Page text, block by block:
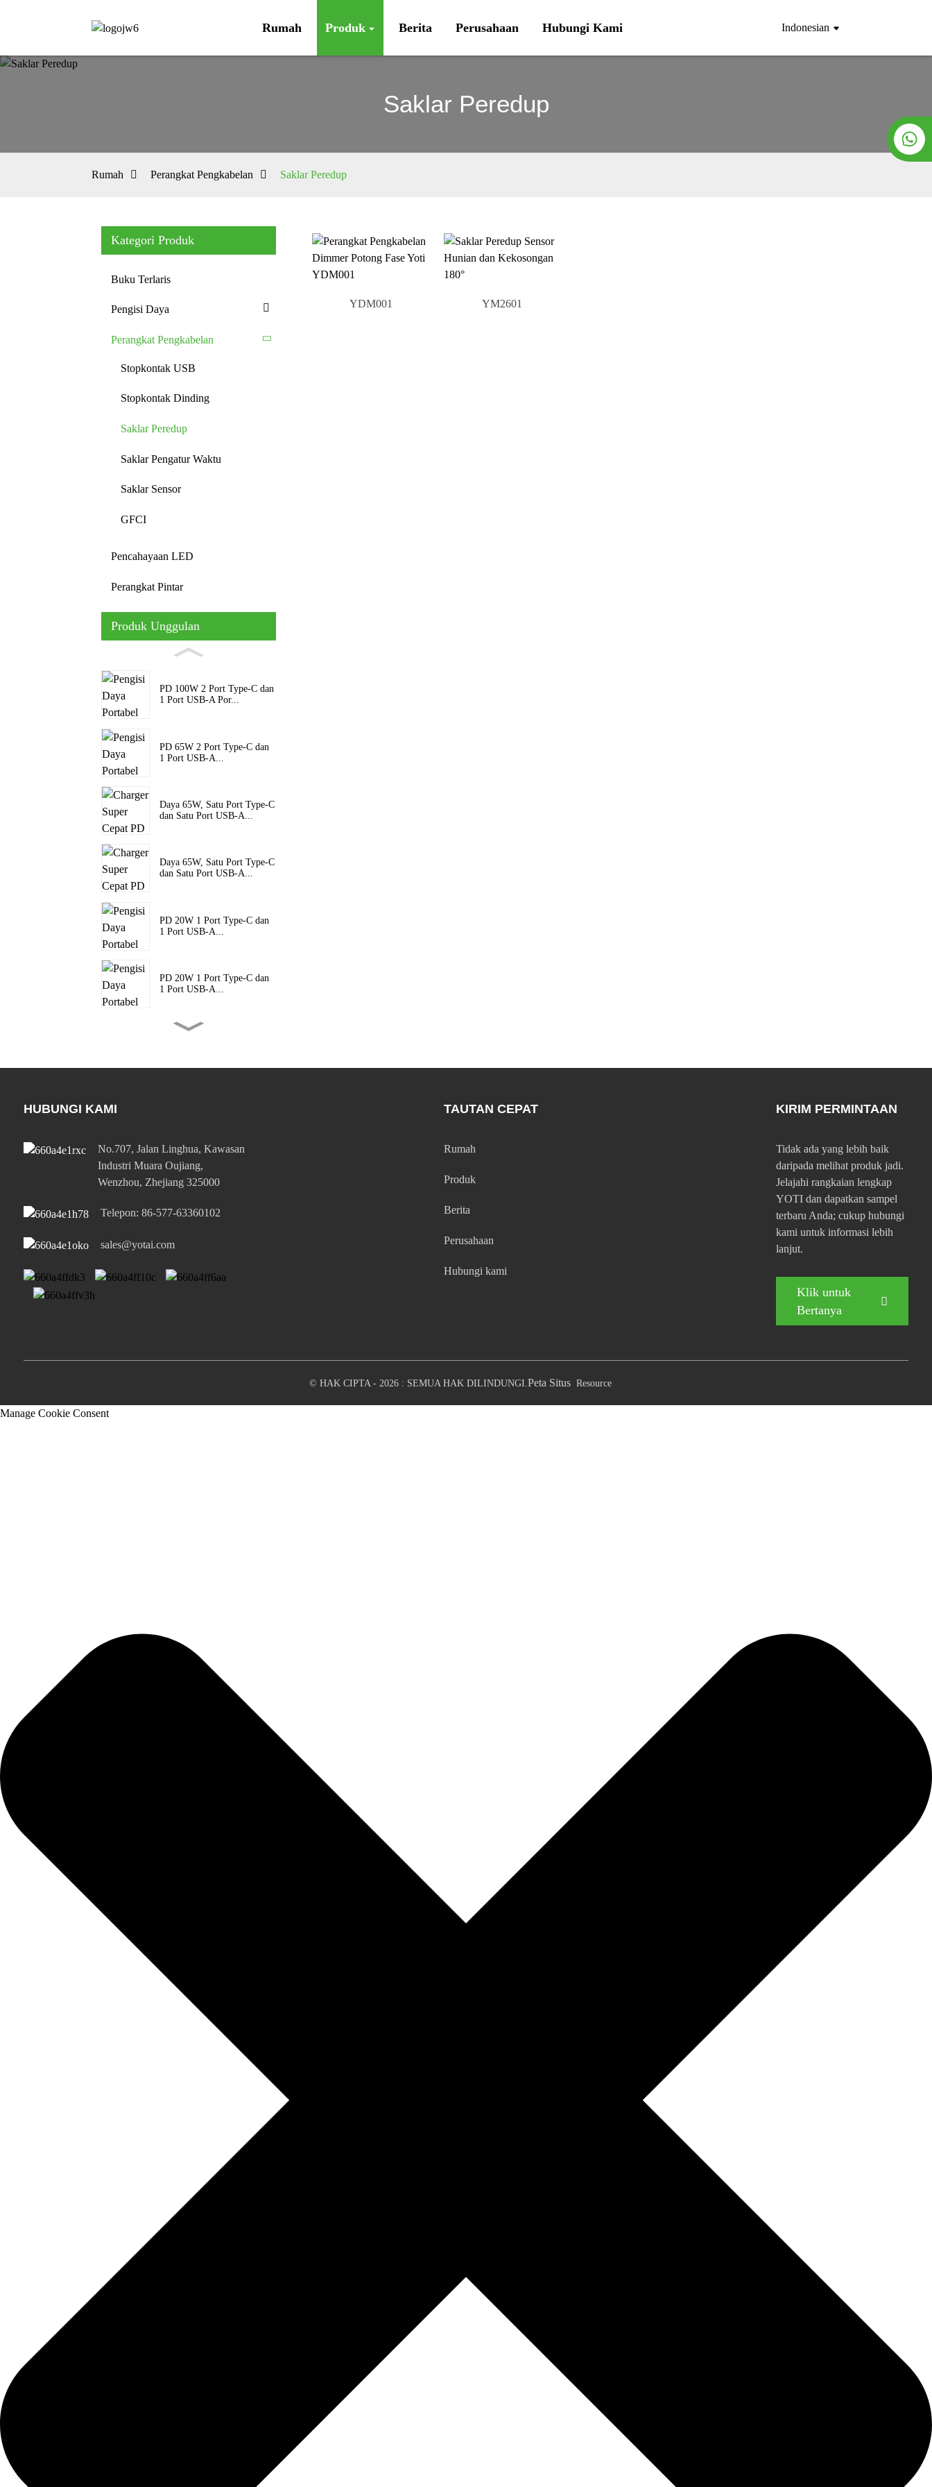
Rumah Produk Berita Perusahaan Hubungi Kami Indonesian
Saklar Peredup
Rumah Perangkat Pengkabelan Saklar Peredup
Kategori Produk
Buku Terlaris
Pengisi Daya
Perangkat Pengkabelan
Stopkontak USB
Stopkontak Dinding
Saklar Peredup
Saklar Pengatur Waktu
Saklar Sensor
GFCI
Pencahayaan LED
Perangkat Pintar
Produk Unggulan
PD 100W 2 Port Type-C dan
1 Port USB-A Por...
PD 65W 2 Port Type-C dan
1 Port USB-A...
Daya 65W, Satu Port Type-C
dan Satu Port USB-A...
Daya 65W, Satu Port Type-C
dan Satu Port USB-A...
PD 20W 1 Port Type-C dan
1 Port USB-A...
PD 20W 1 Port Type-C dan
1 Port USB-A...
45W Port Type-C Tunggal
PD Super Cepat ...
Daya 65W, Satu Port Type-C
YDM001 YM2601
HUBUNGI KAMI
No.707, Jalan Linghua, Kawasan
Industri Muara Oujiang,
Wenzhou, Zhejiang 325000
Telepon: 86-577-63360102
sales@yotai.com
TAUTAN CEPAT
Rumah
Produk
Berita
Perusahaan
Hubungi kami
KIRIM PERMINTAAN
Tidak ada yang lebih baik
daripada melihat produk jadi.
Jelajahi rangkaian lengkap
YOTI dan dapatkan sampel
terbaru Anda; cukup hubungi
kami untuk informasi lebih
lanjut.
Klik untuk
Bertanya
© HAK CIPTA - 2026 : SEMUA HAK DILINDUNGI.Peta Situs Resource
Manage Cookie Consent